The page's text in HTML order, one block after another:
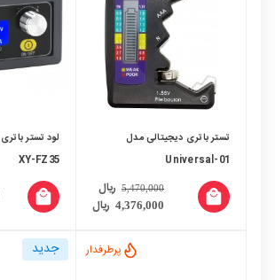
تستر باتری دیجیتالی مدل
Universal-01
4,376,000 ریال
5,470,000 ریال local_mall
XY-FZ35
local_mall
پرطرفدار جدید